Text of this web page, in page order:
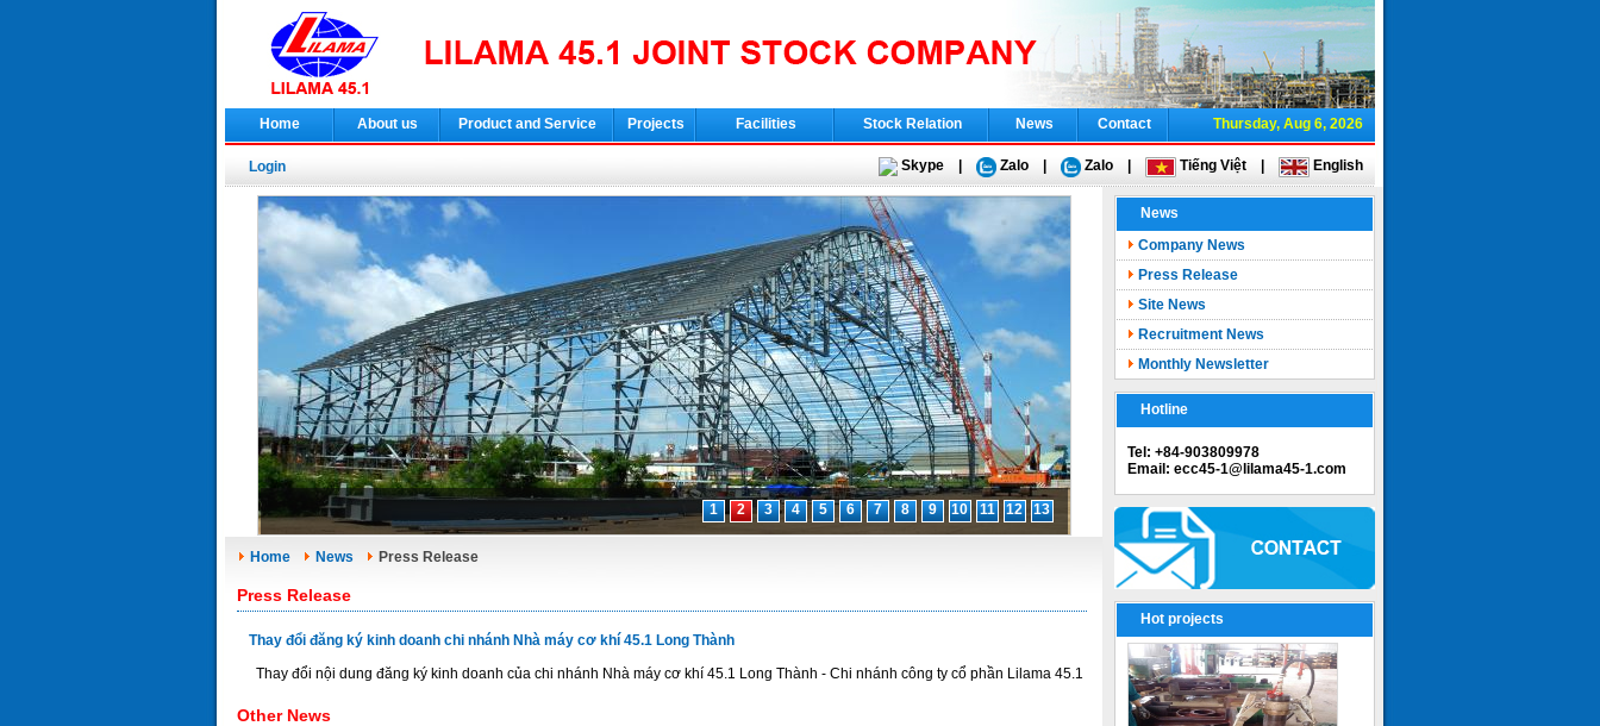
Home About us Product and Service Projects Facilities Stock Relation News Contact Thursday, Aug 6, 2026
Login Skype Zalo Zalo Tiếng Việt English
News
Company News
Press Release
Site News
Recruitment News
Monthly Newsletter
Hotline
Tel: +84-903809978
Email: ecc45-1@lilama45-1.com
Hot projects
1 2 3 4 5 6 7 8 9 10 11 12 13
Home News Press Release
Press Release
Thay đổi đăng ký kinh doanh chi nhánh Nhà máy cơ khí 45.1 Long Thành
Thay đổi nội dung đăng ký kinh doanh của chi nhánh Nhà máy cơ khí 45.1 Long Thành - Chi nhánh công ty cổ phần Lilama 45.1
Other News